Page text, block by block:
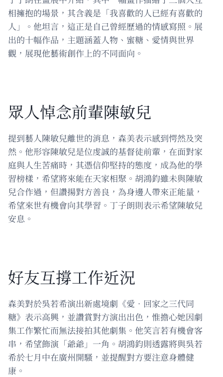
相擁抱的場景，其含義是「我喜歡的人已經有喜歡的
人」。他坦言，這正是自己曾經歷過的情感寫照。展
出的十幅作品，主題涵蓋人物、蜜糖、愛情與世界
觀，展現他藝術創作上的不同面向。
眾人悼念前輩陳敏兒
提到藝人陳敏兒離世的消息，森美表示感到愕然及突
然。他形容陳敏兒是位虔誠的基督徒前輩，在面對家
庭與人生苦痛時，其憑信仰堅持的態度，成為他的學
習榜樣，希望將來能在天家相聚。胡鴻鈞雖未與陳敏
兒合作過，但讚揚對方善良，為身邊人帶來正能量，
希望來世有機會向其學習。丁子朗則表示希望陳敏兒
安息。
好友互撐工作近況
森美對於吳若希演出新處境劇《愛‧回家之三代同
糖》表示高興，並讚賞對方演出出色，惟擔心她因劇
集工作繁忙而無法接拍其他劇集。他笑言若有機會客
串，希望飾演「爺爺」一角。胡鴻鈞則透露將與吳若
希於七月中在廣州開騷，並提醒對方要注意身體健
康。